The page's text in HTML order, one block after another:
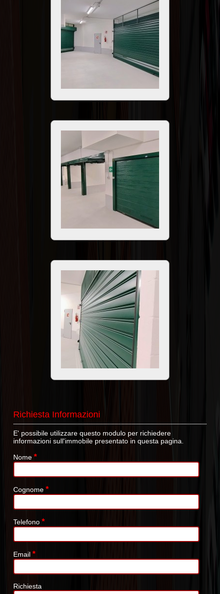
Richiesta Informazioni
E' possibile utilizzare questo modulo per richiedere
informazioni sull'immobile presentato in questa pagina.
Nome *
Cognome *
Telefono *
Email *
Richiesta